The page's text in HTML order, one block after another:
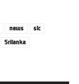
news
slc
Srilanka